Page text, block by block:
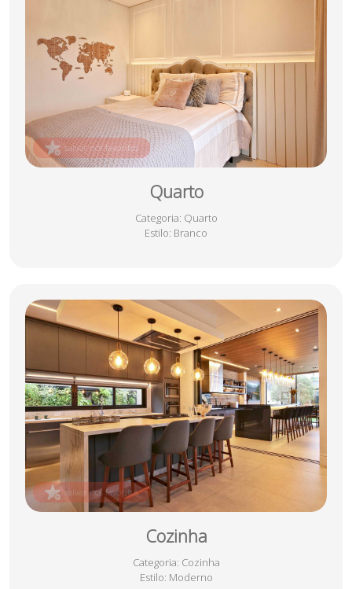
Quarto
Categoria: Quarto
Estilo: Branco
salvar nos favoritos
Cozinha
Categoria: Cozinha
Estilo: Moderno
salvar nos favoritos